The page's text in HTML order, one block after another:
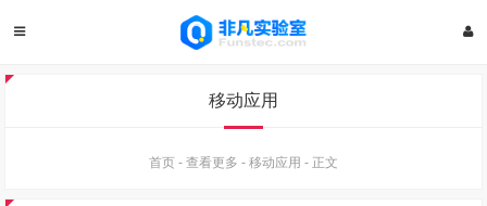
移动应用
首页 - 查看更多 - 移动应用 - 正文